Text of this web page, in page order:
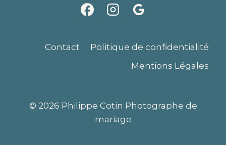
Contact
Politique de confidentialité
Mentions Légales
© 2026 Philippe Cotin Photographe de
mariage